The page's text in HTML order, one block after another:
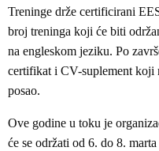
Treninge drže certificirani
broj treninga koji će biti
na engleskom jeziku. Po
certifikat i CV-suplement
posao.
Ove godine u toku je
će se održati od 6. do 8.